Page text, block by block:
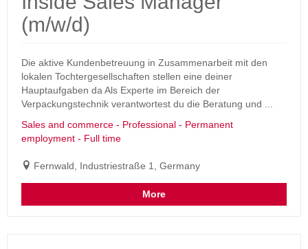
(m/w/d)
Die aktive Kundenbetreuung in Zusammenarbeit mit den
lokalen Tochtergesellschaften stellen eine deiner
Hauptaufgaben da Als Experte im Bereich der
Verpackungstechnik verantwortest du die Beratung und ...
Sales and commerce - Professional - Permanent
employment - Full time
Fernwald, Industriestraße 1, Germany
More